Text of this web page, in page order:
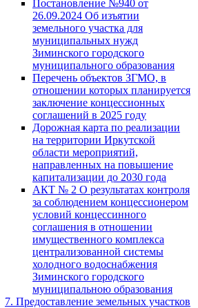
Постановление №940 от
26.09.2024 Об изъятии
земельного участка для
муниципальных нужд
Зиминского городского
муниципального образования
Перечень объектов ЗГМО, в
отношении которых планируется
заключение концессионных
соглашений в 2025 году
Дорожная карта по реализации
на территории Иркутской
области мероприятий,
направленных на повышение
капитализации до 2030 года
АКТ № 2 О результатах контроля
за соблюдением концессионером
условий концессинного
соглашения в отношении
имущественного комплекса
централизованной системы
холодного водоснабжения
Зиминского городского
муниципальною образования
7. Предоставление земельных участков